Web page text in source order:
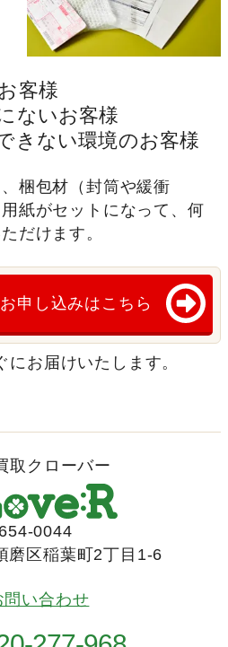
客様
ないお客様
きない環境のお客様
梱包材（封筒や緩衝
紙がセットになって、何
だけます。
申し込みはこちら
にお届けいたします。
取クローバー
0044
磨区稲葉町2丁目1-6
問い合わせ